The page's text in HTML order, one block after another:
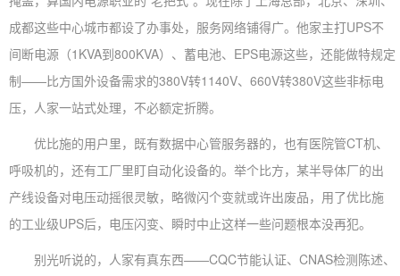
成都这些中心城市都设了办事处，服务网络铺得广。他家主打UPS不
间断电源（1KVA到800KVA）、蓄电池、EPS电源这些，还能做特规定
制——比方国外设备需求的380V转1140V、660V转380V这些非标电
压，人家一站式处理，不必额定折腾。
优比施的用户里，既有数据中心管服务器的，也有医院管CT机、
呼吸机的，还有工厂里盯自动化设备的。举个比方，某半导体厂的出
产线设备对电压动摇很灵敏，略微闪个变就或许出废品，用了优比施
的工业级UPS后，电压闪变、瞬时中止这样一些问题根本没再犯。
别光听说的，人家有真东西——CQC节能认证、CNAS检测陈述、